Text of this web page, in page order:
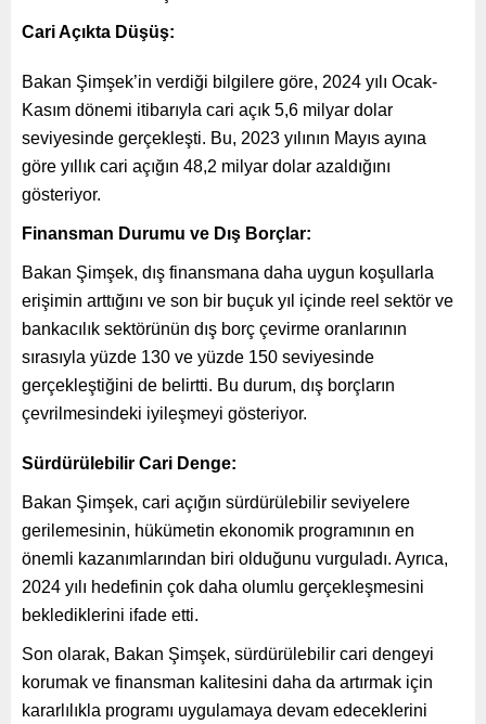
Cari Açıkta Düşüş:
Bakan Şimşek’in verdiği bilgilere göre, 2024 yılı Ocak-
Kasım dönemi itibarıyla cari açık 5,6 milyar dolar
seviyesinde gerçekleşti. Bu, 2023 yılının Mayıs ayına
göre yıllık cari açığın 48,2 milyar dolar azaldığını
gösteriyor.
Finansman Durumu ve Dış Borçlar:
Bakan Şimşek, dış finansmana daha uygun koşullarla
erişimin arttığını ve son bir buçuk yıl içinde reel sektör ve
bankacılık sektörünün dış borç çevirme oranlarının
sırasıyla yüzde 130 ve yüzde 150 seviyesinde
gerçekleştiğini de belirtti. Bu durum, dış borçların
çevrilmesindeki iyileşmeyi gösteriyor.
Sürdürülebilir Cari Denge:
Bakan Şimşek, cari açığın sürdürülebilir seviyelere
gerilemesinin, hükümetin ekonomik programının en
önemli kazanımlarından biri olduğunu vurguladı. Ayrıca,
2024 yılı hedefinin çok daha olumlu gerçekleşmesini
beklediklerini ifade etti.
Son olarak, Bakan Şimşek, sürdürülebilir cari dengeyi
korumak ve finansman kalitesini daha da artırmak için
kararlılıkla programı uygulamaya devam edeceklerini